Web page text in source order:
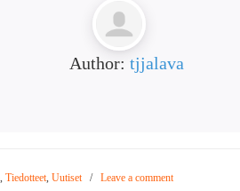
Author: tjjalava
, Tiedotteet, Uutiset / Leave a comment